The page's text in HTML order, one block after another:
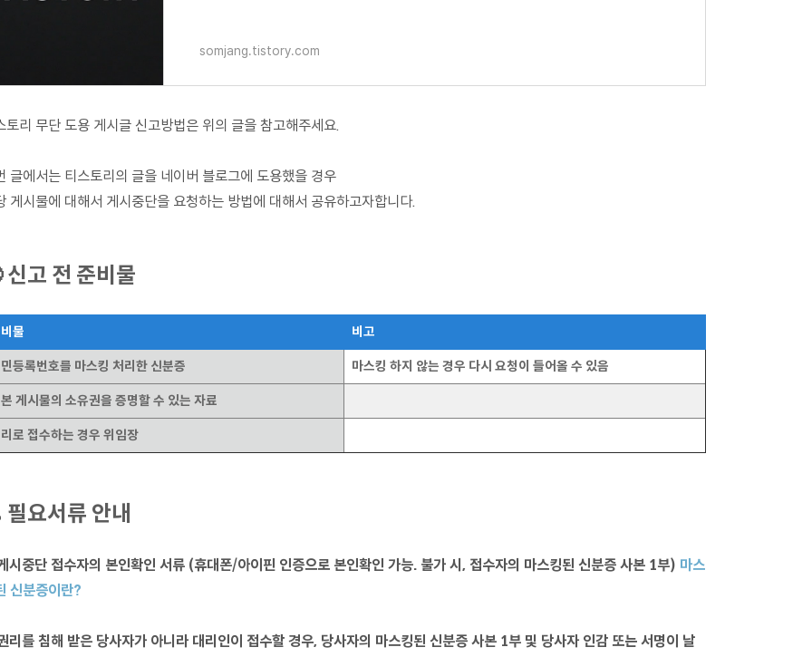
somjang.tistory.com
토리 무단 도용 게시글 신고방법은 위의 글을 참고해주세요.
글에서는 티스토리의 글을 네이버 블로그에 도용했을 경우
게시물에 대해서 게시중단을 요청하는 방법에 대해서 공유하고자합니다.
신고 전 준비물
물 비고
등록번호를 마스킹 처리한 신분증 마스킹 하지 않는 경우 다시 요청이 들어올 수 있음
게시물의 소유권을 증명할 수 있는 자료
로 접수하는 경우 위임장
필요서류 안내
시중단 접수자의 본인확인 서류 (휴대폰/아이핀 인증으로 본인확인 가능. 불가 시, 접수자의 마스킹된 신분증 사본 1부) 마스
신분증이란?
리를 침해 받은 당사자가 아니라 대리인이 접수할 경우, 당사자의 마스킹된 신분증 사본 1부 및 당사자 인감 또는 서명이 날